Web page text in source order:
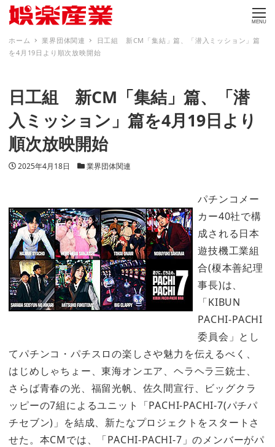
MENU
ホーム 業界団体関連
日工組 新CM「集結」篇、「潜入ミッション」篇
を4月19日より順次放映開始
日工組 新CM「集結」篇、「潜
入ミッション」篇を4月19日より
順次放映開始
投稿日
2025年4月18日 カテゴリー
業界団体関連
パチンコメー
カー40社で構
成される日本
遊技機工業組
合(榎本善紀理
事長)は、
「KIBUN
PACHI-PACHI
委員会」とし
てパチンコ・パチスロの楽しさや魅力を伝えるべく、
はじめしゃちょー、東海オンエア、ヘラヘラ三銃士、
さらば青春の光、福留光帆、佐久間宣行、ビッグクラ
ッピーの7組によるユニット「PACHI-PACHI-7(パチパ
チセブン)」を結成、新たなプロジェクトをスタートさ
せた。本CMでは、「PACHI-PACHI-7」のメンバーがパ